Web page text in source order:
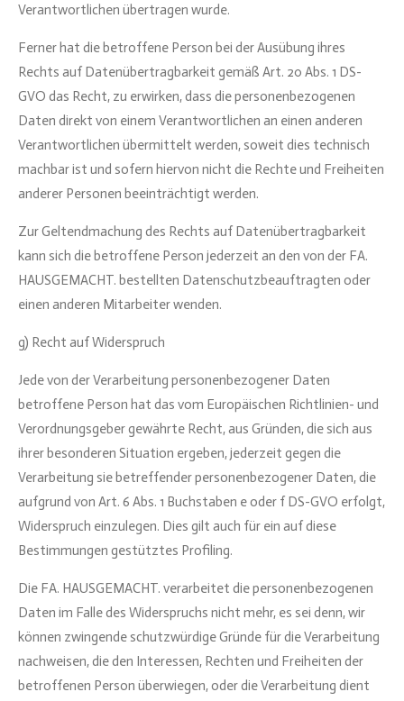
Verantwortlichen übertragen wurde.
Ferner hat die betroffene Person bei der Ausübung ihres
Rechts auf Datenübertragbarkeit gemäß Art. 20 Abs. 1 DS-
GVO das Recht, zu erwirken, dass die personenbezogenen
Daten direkt von einem Verantwortlichen an einen anderen
Verantwortlichen übermittelt werden, soweit dies technisch
machbar ist und sofern hiervon nicht die Rechte und Freiheiten
anderer Personen beeinträchtigt werden.
Zur Geltendmachung des Rechts auf Datenübertragbarkeit
kann sich die betroffene Person jederzeit an den von der FA.
HAUSGEMACHT. bestellten Datenschutzbeauftragten oder
einen anderen Mitarbeiter wenden.
g) Recht auf Widerspruch
Jede von der Verarbeitung personenbezogener Daten
betroffene Person hat das vom Europäischen Richtlinien- und
Verordnungsgeber gewährte Recht, aus Gründen, die sich aus
ihrer besonderen Situation ergeben, jederzeit gegen die
Verarbeitung sie betreffender personenbezogener Daten, die
aufgrund von Art. 6 Abs. 1 Buchstaben e oder f DS-GVO erfolgt,
Widerspruch einzulegen. Dies gilt auch für ein auf diese
Bestimmungen gestütztes Profiling.
Die FA. HAUSGEMACHT. verarbeitet die personenbezogenen
Daten im Falle des Widerspruchs nicht mehr, es sei denn, wir
können zwingende schutzwürdige Gründe für die Verarbeitung
nachweisen, die den Interessen, Rechten und Freiheiten der
betroffenen Person überwiegen, oder die Verarbeitung dient